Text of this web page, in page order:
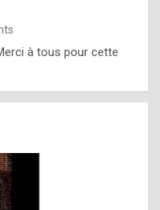
à tous pour cette